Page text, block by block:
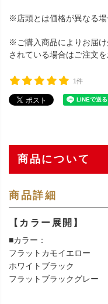
※店頭とは価格が異なる
※ご購入商品によりお届
されている場合はご注文
1件
商品について
商品詳細
【カラー展開】
■カラー：
フラットカモイエロー
ホワイトブラック
フラットブラックグレー